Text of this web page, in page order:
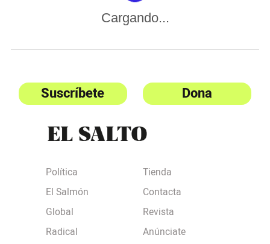
Cargando...
Suscríbete Dona
Política
El Salmón
Global
Radical
Tienda
Contacta
Revista
Anúnciate